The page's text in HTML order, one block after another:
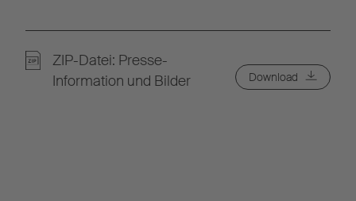
ZIP-Datei: Presse-
Information und Bilder
Download